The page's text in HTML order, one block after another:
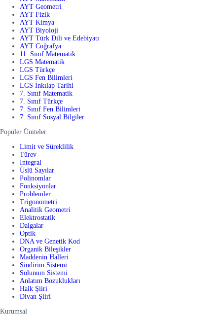
AYT Geometri
AYT Fizik
AYT Kimya
AYT Biyoloji
AYT Türk Dili ve Edebiyatı
AYT Coğrafya
11. Sınıf Matematik
LGS Matematik
LGS Türkçe
LGS Fen Bilimleri
LGS İnkılap Tarihi
7. Sınıf Matematik
7. Sınıf Türkçe
7. Sınıf Fen Bilimleri
7. Sınıf Sosyal Bilgiler
Popüler Üniteler
Limit ve Süreklilik
Türev
İntegral
Üslü Sayılar
Polinomlar
Fonksiyonlar
Problemler
Trigonometri
Analitik Geometri
Elektrostatik
Dalgalar
Optik
DNA ve Genetik Kod
Organik Bileşikler
Maddenin Halleri
Sindirim Sistemi
Solunum Sistemi
Anlatım Bozuklukları
Halk Şiiri
Divan Şiiri
Kurumsal